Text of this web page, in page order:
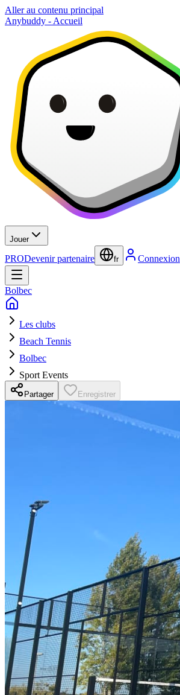
Aller au contenu principal
Anybuddy - Accueil
Jouer
PRODevenir partenaire fr Connexion
Bolbec
Les clubs
Beach Tennis
Bolbec
Sport Events
Partager Enregistrer